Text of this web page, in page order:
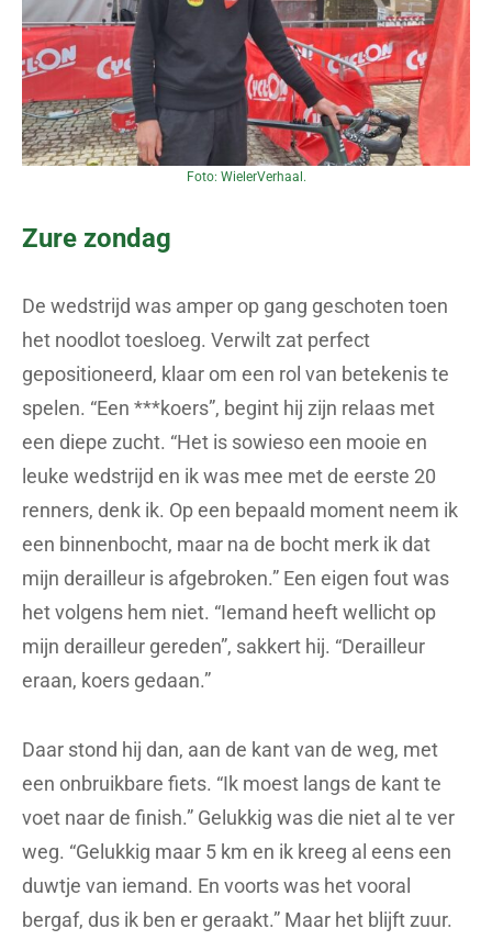
Foto: WielerVerhaal.
Zure zondag
De wedstrijd was amper op gang geschoten toen
het noodlot toesloeg. Verwilt zat perfect
gepositioneerd, klaar om een rol van betekenis te
spelen. “Een ***koers”, begint hij zijn relaas met
een diepe zucht. “Het is sowieso een mooie en
leuke wedstrijd en ik was mee met de eerste 20
renners, denk ik. Op een bepaald moment neem ik
een binnenbocht, maar na de bocht merk ik dat
mijn derailleur is afgebroken.” Een eigen fout was
het volgens hem niet. “Iemand heeft wellicht op
mijn derailleur gereden”, sakkert hij. “Derailleur
eraan, koers gedaan.”
Daar stond hij dan, aan de kant van de weg, met
een onbruikbare fiets. “Ik moest langs de kant te
voet naar de finish.” Gelukkig was die niet al te ver
weg. “Gelukkig maar 5 km en ik kreeg al eens een
duwtje van iemand. En voorts was het vooral
bergaf, dus ik ben er geraakt.” Maar het blijft zuur.